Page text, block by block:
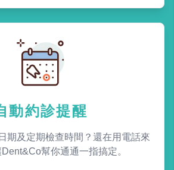
動約診提醒
期及定期檢查時間？還在用電話來
幫你通通一指搞定。